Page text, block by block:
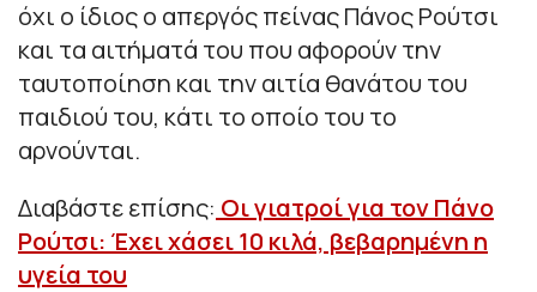
όχι ο ίδιος ο απεργός πείνας Πάνος Ρούτσι
και τα αιτήματά του που αφορούν την
ταυτοποίηση και την αιτία θανάτου του
παιδιού του, κάτι το οποίο του το
αρνούνται.
Διαβάστε επίσης: Οι γιατροί για τον Πάνο
Ρούτσι: Έχει χάσει 10 κιλά, βεβαρημένη η
υγεία του